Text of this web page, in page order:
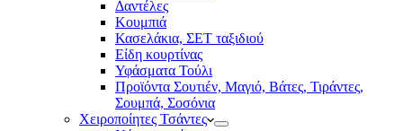
Δαντέλες
Κουμπιά
Κασελάκια, ΣΕΤ ταξιδιού
Είδη κουρτίνας
Υφάσματα Τούλι
Προϊόντα Σουτιέν, Μαγιό, Βάτες, Τιράντες,
Σουμπά, Σοσόνια
Χειροποίητες Τσάντες